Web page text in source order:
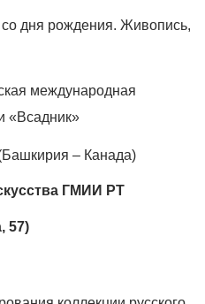
дня рождения. Живопись,
международная
«Всадник»
– Канада)
ГМИИ РТ
57)